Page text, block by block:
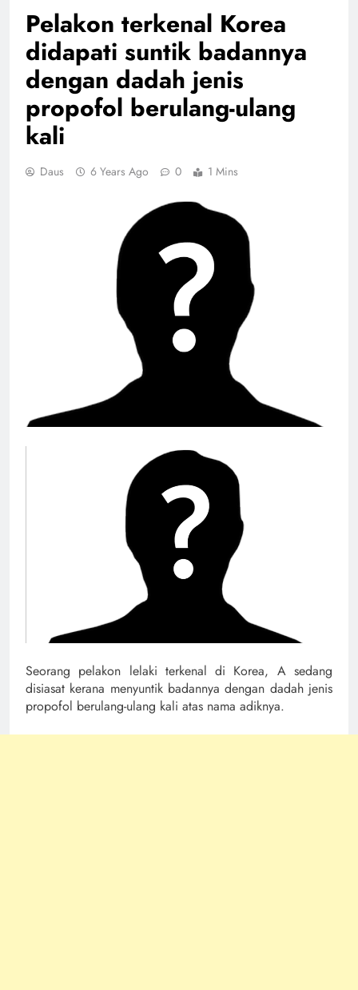
Pelakon terkenal Korea
didapati suntik badannya
dengan dadah jenis
propofol berulang-ulang
kali
Daus 6 Years Ago 0 1 Mins
Seorang pelakon lelaki terkenal di Korea, A sedang
disiasat kerana menyuntik badannya dengan dadah jenis
propofol berulang-ulang kali atas nama adiknya.